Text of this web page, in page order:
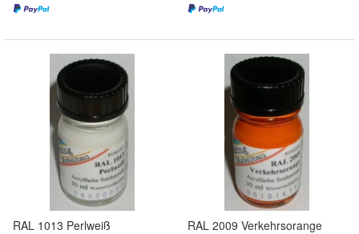
RAL 1013 Perlweiß RAL 2009 Verkehrsorange